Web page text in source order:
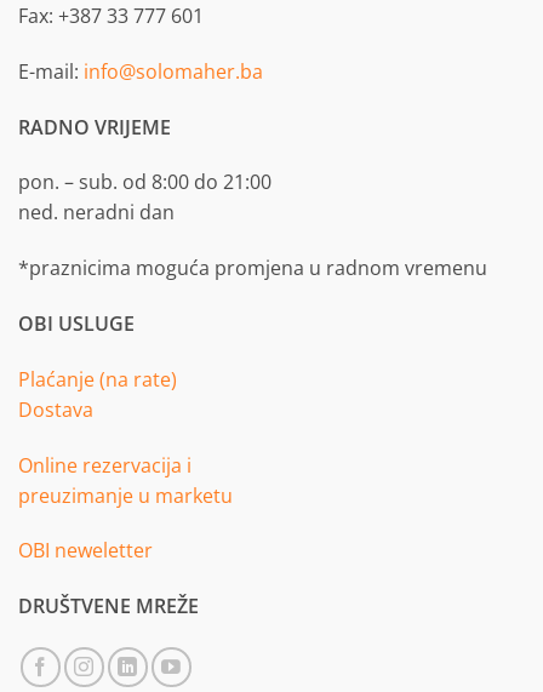
Fax: +387 33 777 601
E-mail: info@solomaher.ba
RADNO VRIJEME
pon. – sub. od 8:00 do 21:00
ned. neradni dan
*praznicima moguća promjena u radnom vremenu
OBI USLUGE
Plaćanje (na rate)
Dostava
Online rezervacija i
preuzimanje u marketu
OBI neweletter
DRUŠTVENE MREŽE